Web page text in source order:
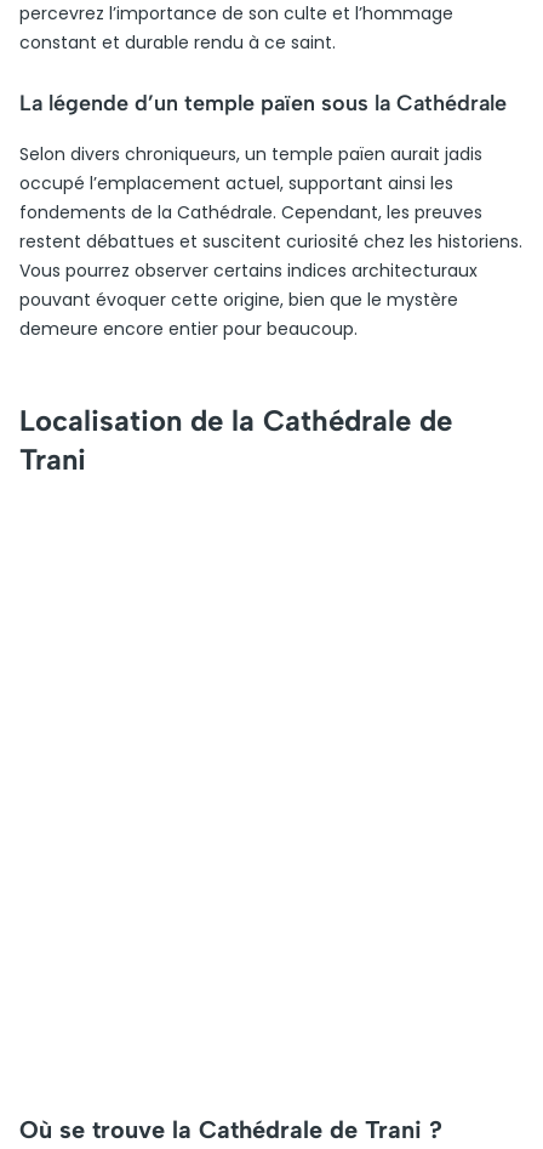
percevrez l’importance de son culte et l’hommage
constant et durable rendu à ce saint.
La légende d’un temple païen sous la Cathédrale
Selon divers chroniqueurs, un temple païen aurait jadis
occupé l’emplacement actuel, supportant ainsi les
fondements de la Cathédrale. Cependant, les preuves
restent débattues et suscitent curiosité chez les historiens.
Vous pourrez observer certains indices architecturaux
pouvant évoquer cette origine, bien que le mystère
demeure encore entier pour beaucoup.
Localisation de la Cathédrale de
Trani
Où se trouve la Cathédrale de Trani ?